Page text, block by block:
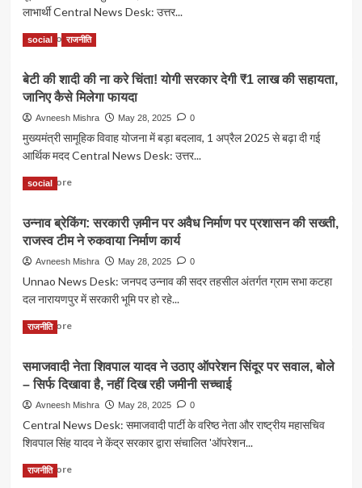
नंबर
लिखना
अनिवार्य
में
9
व्यूज
की
मरीज
परिजन
से
मारपीट
—
वीडियो
लाभार्थी Central News Desk: उत्तर...
Read MoreRead
more
“राशन
के
नाम
लूटा
देश
अन्न:
आधार
कार्ड
100
लोगों
को
गया
CID
जांच
में
चौंकाने
social राजनीति
बेटी की शादी की ना करे चिंता! योगी सरकार देगी ₹1 लाख की सहायता,
जानिए कैसे मिलेगा फायदा
Avneesh Mishra May 28, 2025 0
मुख्यमंत्री सामूहिक विवाह योजना में बड़ा बदलाव, 1 अप्रैल 2025 से बढ़ा दी गई
आर्थिक मदद Central News Desk: उत्तर...
Read MoreRead
बेटी
की
शादी
ना
करे
योगी
देगी
₹1
की
सहायता,
जानिए
मिलेगा
social
उन्नाव ब्रेकिंग: सरकारी ज़मीन पर अवैध निर्माण पर प्रशासन की सख्ती,
राजस्व टीम ने रुकवाया निर्माण कार्य
Avneesh Mishra May 28, 2025 0
Unnao News Desk: जनपद उन्नाव की सदर तहसील अंतर्गत ग्राम सभा कटहा
दल नारायणपुर में सरकारी भूमि पर हो रहे...
Read MoreRead
उन्नाव
ब्रेकिंग:
सरकारी
पर
अवैध
पर
राजनीति
समाजवादी नेता शिवपाल यादव ने उठाए ऑपरेशन सिंदूर पर सवाल, बोले
– सिर्फ दिखावा है, नहीं दिख रही जमीनी सच्चाई
Avneesh Mishra May 28, 2025 0
Central News Desk: समाजवादी पार्टी के वरिष्ठ नेता और राष्ट्रीय महासचिव
शिवपाल सिंह यादव ने केंद्र सरकार द्वारा संचालित 'ऑपरेशन...
Read MoreRead
राजनीति